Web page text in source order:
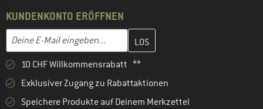
KUNDENKONTO ERÖFFNEN
E-Mail-Adresse
Gib hier deine E-Mail-Adresse ein und erstelle im nächsten
10 CHF Willkommensrabatt **
Exklusiver Zugang zu Rabattaktionen
Speichere Produkte auf Deinem Merkzettel